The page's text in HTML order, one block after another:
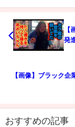
【
発
【画像】ブラック
おすすめの記事